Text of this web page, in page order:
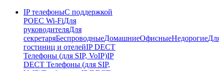
IP телефоныС поддержкой
POEC Wi-FiДля
руководителяДля
секретаряБеспроводныеДомашниеОфисныеНедорогие
гостиниц и отелейIP DECT
Телефоны (для SIP, VoIP)IP
DECT Телефоны (для SIP,